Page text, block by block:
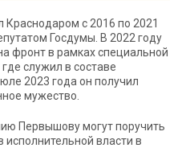
с 2016 по 2021
Госдумы. В 2022 году
фронт в рамках специальной
служил в составе
2023 года он получил
мужество.
Первышову могут поручить
власти в